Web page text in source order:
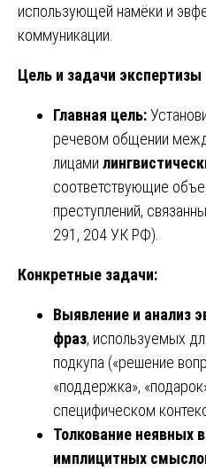
использующей намёки и
коммуникации.
Цель и задачи экспертизы
Главная цель:
речевом общении
лицами
соответствующие
преступлений,
291, 204 УК РФ).
Конкретные задачи:
Выявление и анализ
фраз, используемых
подкупа («решение
«поддержка»,
специфическом
Толкование неявных
имплицитных